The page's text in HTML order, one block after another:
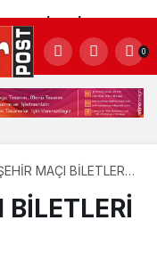
0
MAÇI BİLETLERİ
AYAK